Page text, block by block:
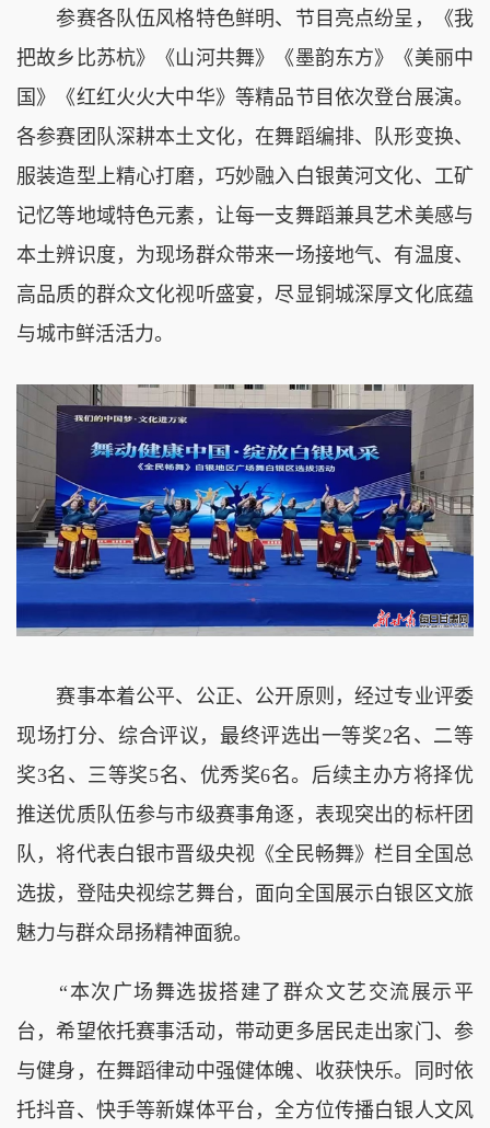
参赛各队伍风格特色鲜明、节目亮点纷呈，《我
把故乡比苏杭》《山河共舞》《墨韵东方》《美丽中
国》《红红火火大中华》等精品节目依次登台展演。
各参赛团队深耕本土文化，在舞蹈编排、队形变换、
服装造型上精心打磨，巧妙融入白银黄河文化、工矿
记忆等地域特色元素，让每一支舞蹈兼具艺术美感与
本土辨识度，为现场群众带来一场接地气、有温度、
高品质的群众文化视听盛宴，尽显铜城深厚文化底蕴
与城市鲜活活力。
赛事本着公平、公正、公开原则，经过专业评委
现场打分、综合评议，最终评选出一等奖2名、二等
奖3名、三等奖5名、优秀奖6名。后续主办方将择优
推送优质队伍参与市级赛事角逐，表现突出的标杆团
队，将代表白银市晋级央视《全民畅舞》栏目全国总
选拔，登陆央视综艺舞台，面向全国展示白银区文旅
魅力与群众昂扬精神面貌。
“本次广场舞选拔搭建了群众文艺交流展示平
台，希望依托赛事活动，带动更多居民走出家门、参
与健身，在舞蹈律动中强健体魄、收获快乐。同时依
托抖音、快手等新媒体平台，全方位传播白银人文风